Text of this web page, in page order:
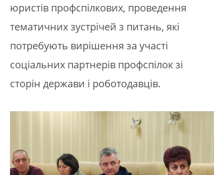
юристів профспілкових, проведення
тематичних зустрічей з питань, які
потребують вирішення за участі
соціальних партнерів профспілок зі
сторін держави і роботодавців.